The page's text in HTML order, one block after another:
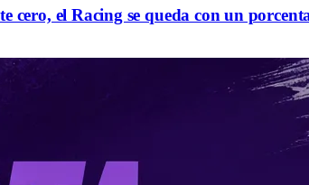
cero, el Racing se queda con un